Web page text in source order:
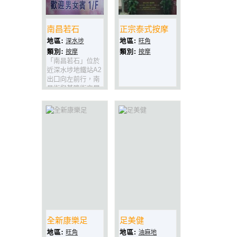
南昌若石
地區: 深水埗
類別: 按摩
「南昌若石」位於
近深水埗地鐵站A2
出囗向左前行，南
昌街與基隆街交屆
境清安靜，擁有大
埸出身的專業技
正宗泰式按摩
地區: 旺角
類別: 按摩
全新康樂足
地區: 旺角
足美健
地區: 油麻地